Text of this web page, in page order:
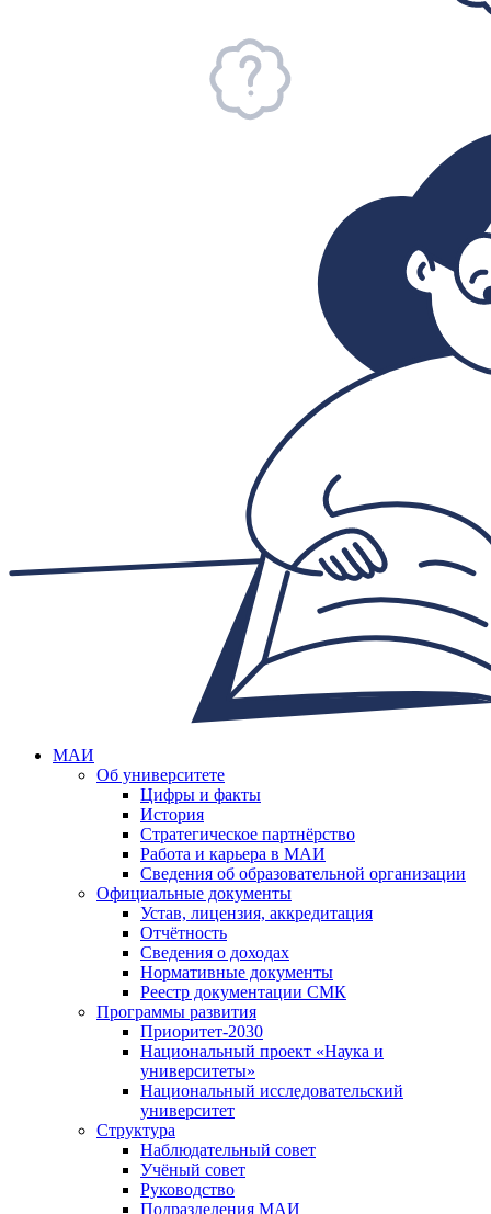
МАИ
Об университете
Цифры и факты
История
Стратегическое партнёрство
Работа и карьера в МАИ
Сведения об образовательной организации
Официальные документы
Устав, лицензия, аккредитация
Отчётность
Сведения о доходах
Нормативные документы
Реестр документации СМК
Программы развития
Приоритет-2030
Национальный проект «Наука и
университеты»
Национальный исследовательский
университет
Структура
Наблюдательный совет
Учёный совет
Руководство
Подразделения МАИ